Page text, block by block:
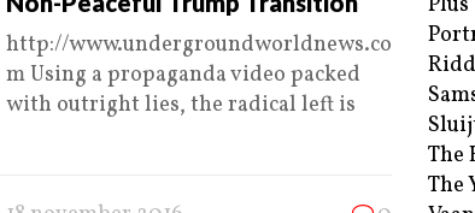
http://www.undergroundworldnews.co
m Using a propaganda video packed
with outright lies, the radical left is
The
The